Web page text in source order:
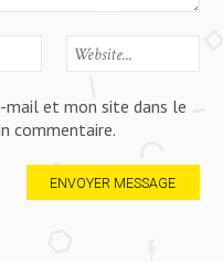
mail et mon site dans le
commentaire.